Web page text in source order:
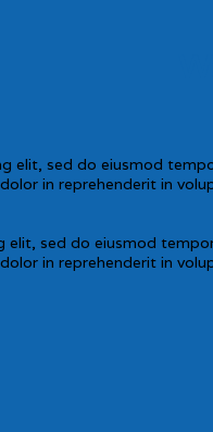
elit, sed do eiusmod
in reprehenderit in
sed do eiusmod
in reprehenderit in